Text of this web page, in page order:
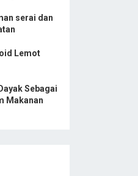
serai dan
Lemot
Sebagai
Makanan